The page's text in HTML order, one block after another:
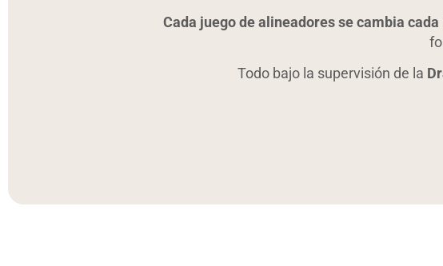
Cada juego de alineadores se cambia
Todo bajo la supervisión de la